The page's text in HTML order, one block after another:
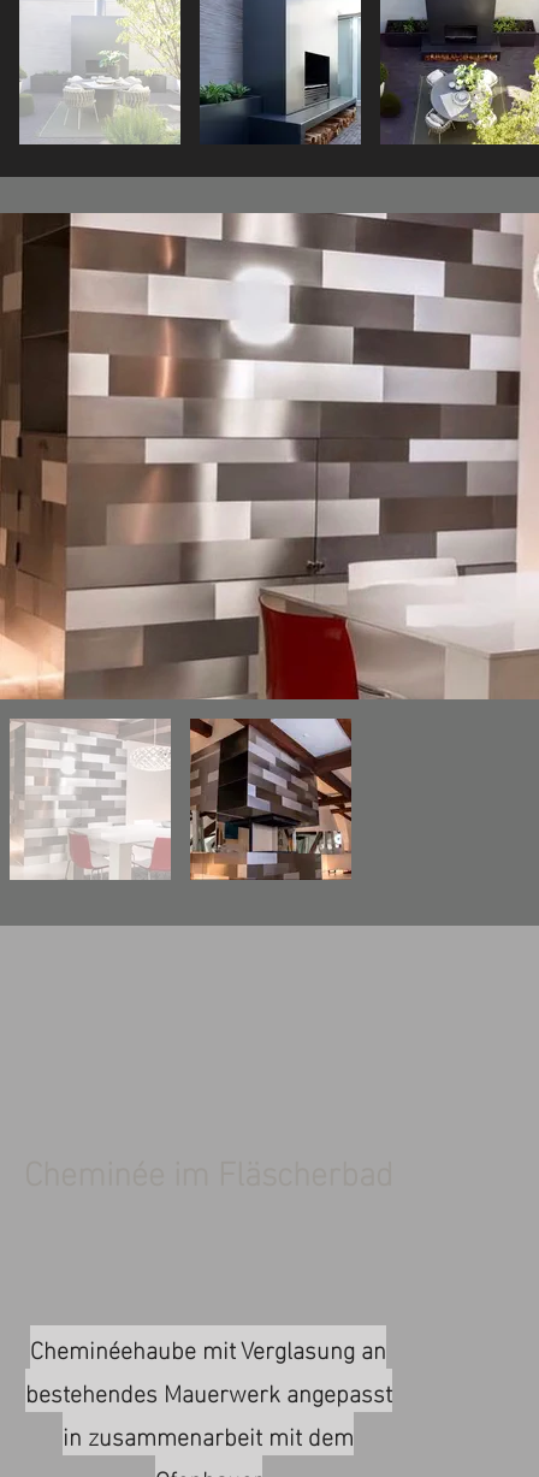
Cheminéehaube mit Verglasung an
bestehendes Mauerwerk angepasst
in zusammenarbeit mit dem